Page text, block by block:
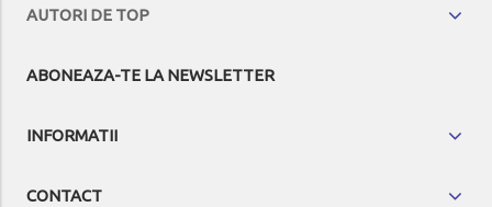
AUTORI DE TOP
ABONEAZA-TE LA NEWSLETTER
INFORMATII
CONTACT